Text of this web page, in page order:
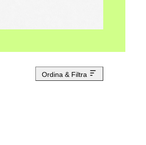
Ordina & Filtra